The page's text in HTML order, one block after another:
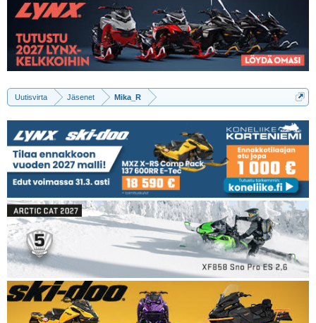
Uutisvirta Jäsenet Mika_R